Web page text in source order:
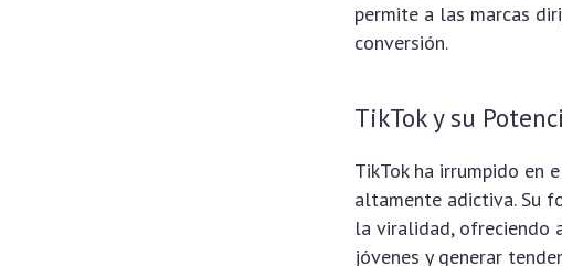
permite a las marcas
conversión.
TikTok y su
TikTok ha irrumpido en
altamente adictiva. Su
la viralidad, ofreciendo
jóvenes y generar